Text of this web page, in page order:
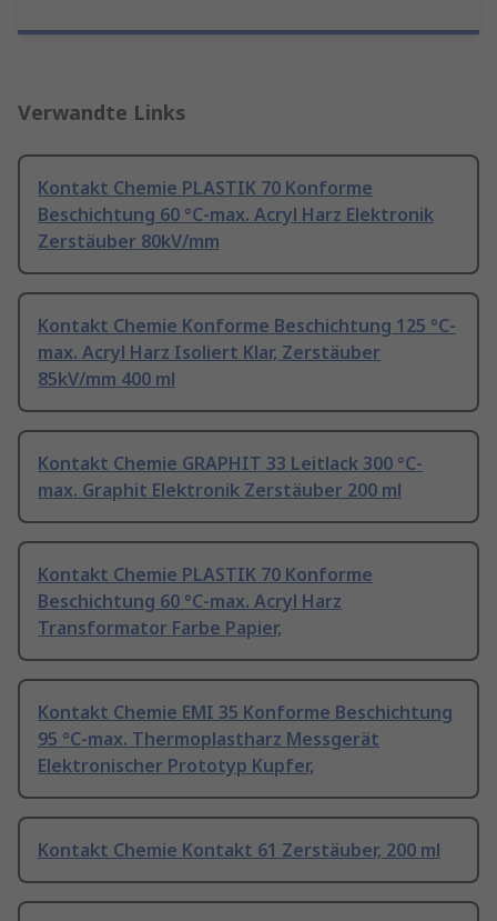
Verwandte Links
Kontakt Chemie PLASTIK 70 Konforme
Beschichtung 60 °C-max. Acryl Harz Elektronik
Zerstäuber 80kV/mm
Kontakt Chemie Konforme Beschichtung 125 °C-
max. Acryl Harz Isoliert Klar, Zerstäuber
85kV/mm 400 ml
Kontakt Chemie GRAPHIT 33 Leitlack 300 °C-
max. Graphit Elektronik Zerstäuber 200 ml
Kontakt Chemie PLASTIK 70 Konforme
Beschichtung 60 °C-max. Acryl Harz
Transformator Farbe Papier,
Kontakt Chemie EMI 35 Konforme Beschichtung
95 °C-max. Thermoplastharz Messgerät
Elektronischer Prototyp Kupfer,
Kontakt Chemie Kontakt 61 Zerstäuber, 200 ml